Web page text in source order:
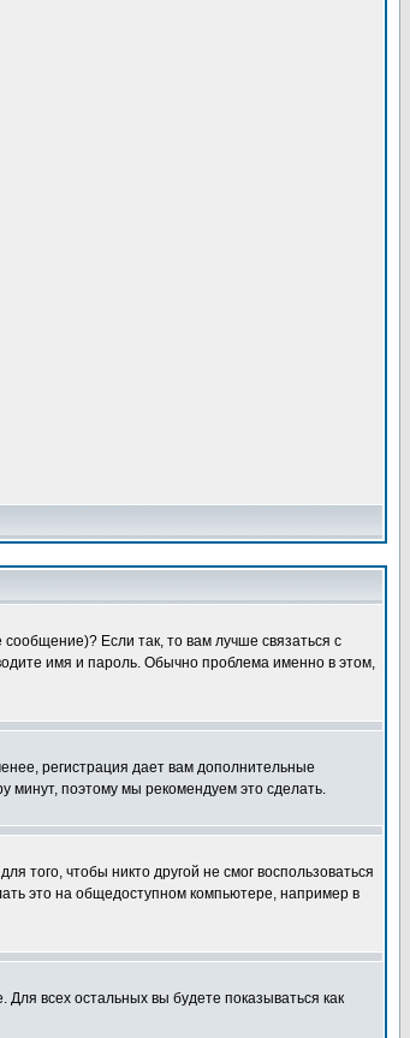
Если так, то вам лучше связаться с
имя и пароль. Обычно проблема именно в этом,
регистрация дает вам дополнительные
минут, поэтому мы рекомендуем это сделать.
того, чтобы никто другой не смог воспользоваться
это на общедоступном компьютере, например в
всех остальных вы будете показываться как